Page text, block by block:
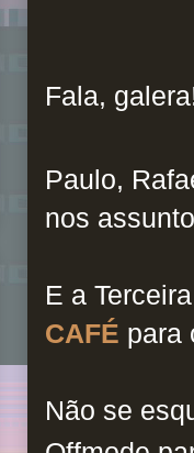
Fala,
Paulo,
nos
E a
CAFÉ para
Não se